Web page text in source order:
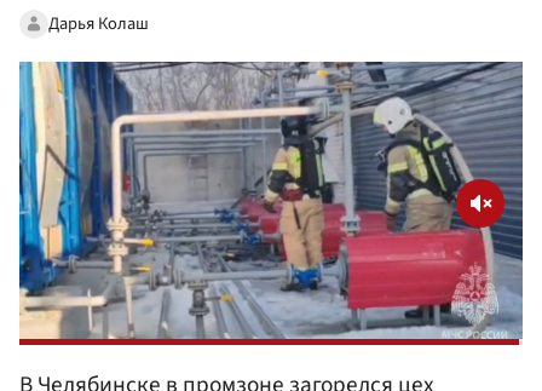
Дарья Колаш